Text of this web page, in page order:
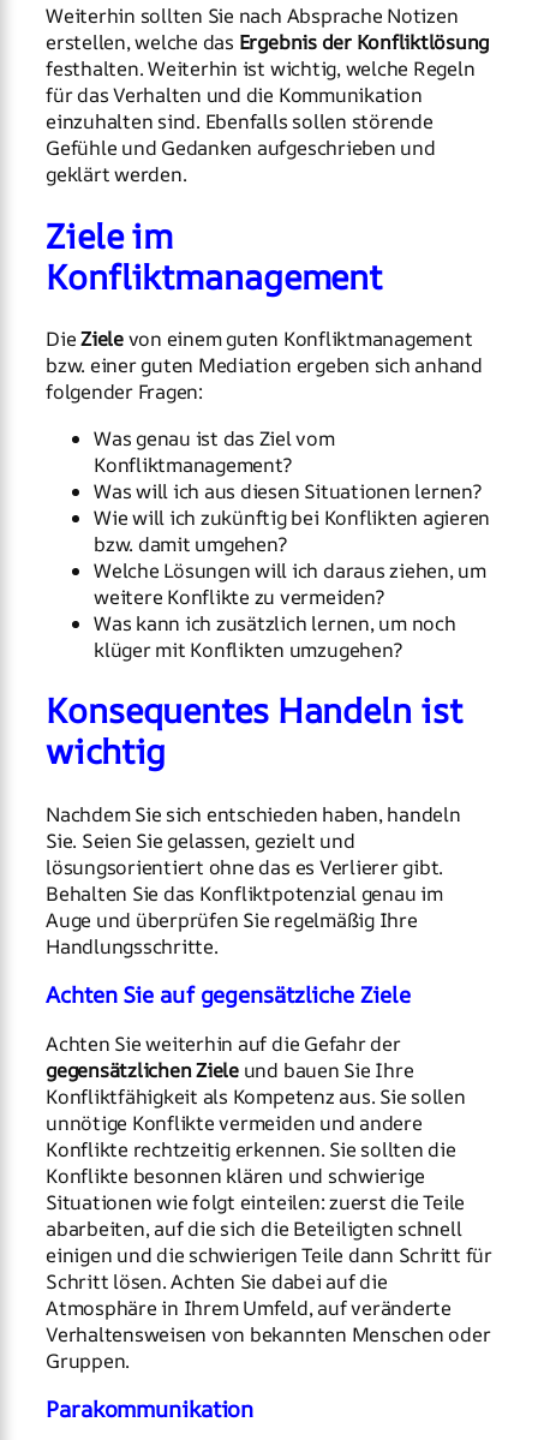
Weiterhin sollten Sie nach Absprache Notizen
erstellen, welche das Ergebnis der Konfliktlösung
festhalten. Weiterhin ist wichtig, welche Regeln
für das Verhalten und die Kommunikation
einzuhalten sind. Ebenfalls sollen störende
Gefühle und Gedanken aufgeschrieben und
geklärt werden.
Ziele im
Konfliktmanagement
DieZielevon einem guten Konfliktmanagement
bzw. einer guten Mediation ergeben sich anhand
folgender Fragen:
Was genau ist das Ziel vom
Konfliktmanagement?
Was will ich aus diesen Situationen lernen?
Wie will ich zukünftig bei Konflikten agieren
bzw. damit umgehen?
Welche Lösungen will ich daraus ziehen, um
weitere Konflikte zu vermeiden?
Was kann ich zusätzlich lernen, um noch
klüger mit Konflikten umzugehen?
Konsequentes Handeln ist
wichtig
Nachdem Sie sich entschieden haben, handeln
Sie. Seien Sie gelassen, gezielt und
lösungsorientiert ohne das es Verlierer gibt.
Behalten Sie das Konfliktpotenzial genau im
Auge und überprüfen Sie regelmäßig Ihre
Handlungsschritte.
Achten Sie auf gegensätzliche Ziele
Achten Sie weiterhin auf die Gefahr der
gegensätzlichen Zieleund bauen Sie Ihre
Konfliktfähigkeit als Kompetenz aus. Sie sollen
unnötige Konflikte vermeiden und andere
Konflikte rechtzeitig erkennen. Sie sollten die
Konflikte besonnen klären und schwierige
Situationen wie folgt einteilen: zuerst die Teile
abarbeiten, auf die sich die Beteiligten schnell
einigen und die schwierigen Teile dann Schritt für
Schritt lösen. Achten Sie dabei auf die
Atmosphäre in Ihrem Umfeld, auf veränderte
Verhaltensweisen von bekannten Menschen oder
Gruppen.
Parakommunikation